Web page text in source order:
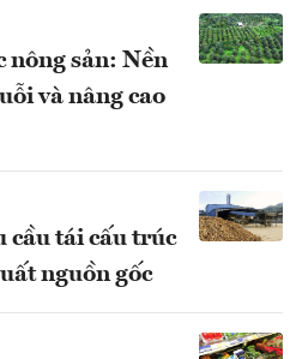
nông sản: Nền
và nâng cao
cầu tái cấu trúc
nguồn gốc